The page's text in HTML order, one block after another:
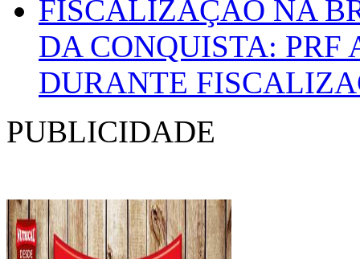
DA CONQUISTA: PRF
DURANTE
PUBLICIDADE